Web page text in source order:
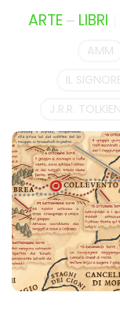
ARTE– LIBRI
AMM
IL
J.R.R. TOLKIEN